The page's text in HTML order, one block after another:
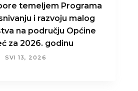
temeljem Programa
i razvoju malog
na području Općine
za 2026. godinu
SVI 13, 2026